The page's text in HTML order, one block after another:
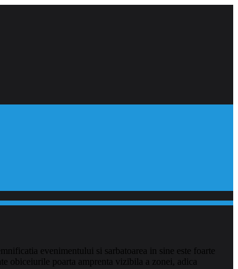
evenimentului si sarbatoarea in sine este foarte
obiceiurile poarta amprenta vizibila a zonei, adica